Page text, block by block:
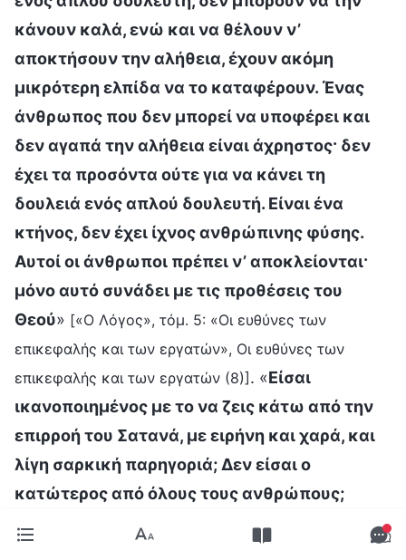
κάνουν καλά, ενώ και να θέλουν ν’
αποκτήσουν την αλήθεια, έχουν ακόμη
μικρότερη ελπίδα να το καταφέρουν. Ένας
άνθρωπος που δεν μπορεί να υποφέρει και
δεν αγαπά την αλήθεια είναι άχρηστος· δεν
έχει τα προσόντα ούτε για να κάνει τη
δουλειά ενός απλού δουλευτή. Είναι ένα
κτήνος, δεν έχει ίχνος ανθρώπινης φύσης.
Αυτοί οι άνθρωποι πρέπει ν’ αποκλείονται·
μόνο αυτό συνάδει με τις προθέσεις του
Θεού» [«Ο Λόγος», τόμ. 5: «Οι ευθύνες των
επικεφαλής και των εργατών», Οι ευθύνες των
επικεφαλής και των εργατών (8)]. «Είσαι
ικανοποιημένος με το να ζεις κάτω από την
επιρροή του Σατανά, με ειρήνη και χαρά, και
λίγη σαρκική παρηγοριά; Δεν είσαι ο
κατώτερος από όλους τους ανθρώπους;